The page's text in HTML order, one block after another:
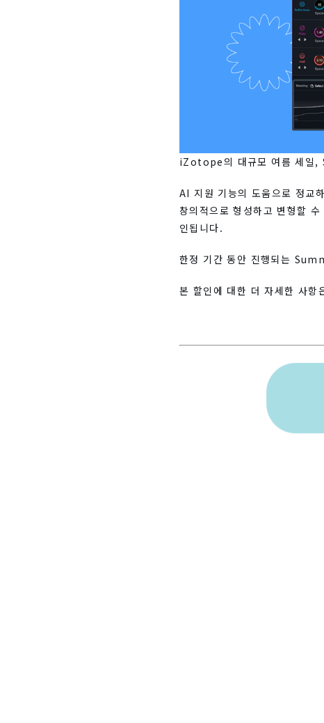
iZotope의 대규모 여름 세
AI 지원 기능의 도움으로 정교
창의적으로 형성하고 변형할
인됩니다.
한정 기간 동안 진행되는
본 할인에 대한 더 자세한 사항